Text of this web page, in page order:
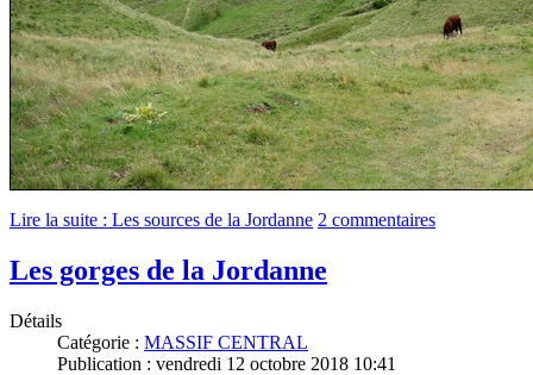
Lire la suite : Les sources de la Jordanne 2 commentaires
Les gorges de la Jordanne
Détails
Catégorie : MASSIF CENTRAL
Publication : vendredi 12 octobre 2018 10:41